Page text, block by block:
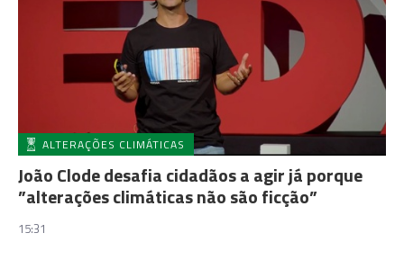
ALTERAÇÕES CLIMÁTICAS
João Clode desafia cidadãos a agir já porque
”alterações climáticas não são ficção”
15:31